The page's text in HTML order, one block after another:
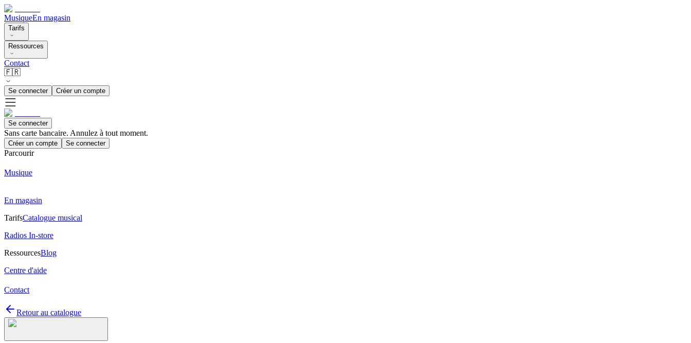
MusiqueEn magasin
Tarifs
Ressources
Contact
🇫🇷
Se connecter Créer un compte
Se connecter
Sans carte bancaire. Annulez à tout moment.
Créer un compte Se connecter
Parcourir
Musique
En magasin
TarifsCatalogue musical
Radios In-store
RessourcesBlog
Centre d'aide
Contact
Retour au catalogue